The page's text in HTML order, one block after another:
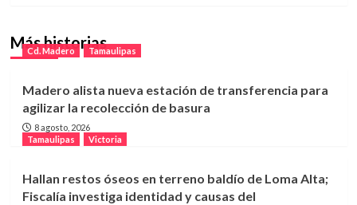
Más historias
Cd. Madero Tamaulipas
Madero alista nueva estación de transferencia para
agilizar la recolección de basura
8 agosto, 2026
Tamaulipas
Victoria
Hallan restos óseos en terreno baldío de Loma Alta;
Fiscalía investiga identidad y causas del